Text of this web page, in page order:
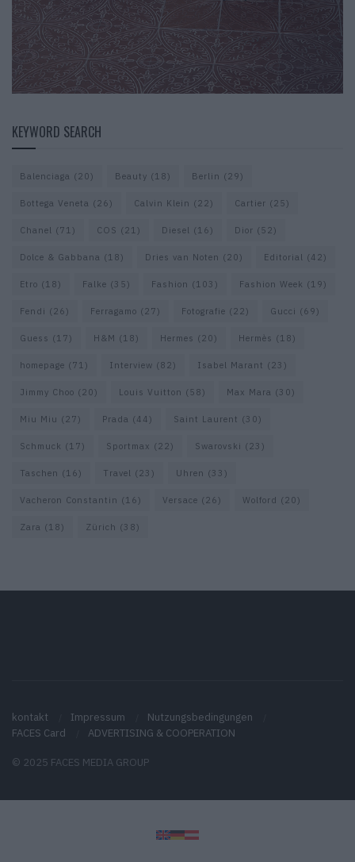
KEYWORD SEARCH
Balenciaga (20) Beauty (18) Berlin (29)
Bottega Veneta (26) Calvin Klein (22) Cartier (25)
Chanel (71) COS (21) Diesel (16) Dior (52)
Dolce & Gabbana (18) Dries van Noten (20) Editorial (42)
Etro (18) Falke (35) Fashion (103) Fashion Week (19)
Fendi (26) Ferragamo (27) Fotografie (22) Gucci (69)
Guess (17) H&M (18) Hermes (20) Hermès (18)
homepage (71) Interview (82) Isabel Marant (23)
Jimmy Choo (20) Louis Vuitton (58) Max Mara (30)
Miu Miu (27) Prada (44) Saint Laurent (30)
Schmuck (17) Sportmax (22) Swarovski (23)
Taschen (16) Travel (23) Uhren (33)
Vacheron Constantin (16) Versace (26) Wolford (20)
Zara (18) Zürich (38)
kontakt Impressum
Nutzungsbedingungen
FACES Card
ADVERTISING & COOPERATION
© 2025 FACES MEDIA GROUP